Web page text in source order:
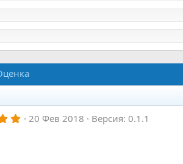
5 20 Фев 2018
Версия: 0.1.1